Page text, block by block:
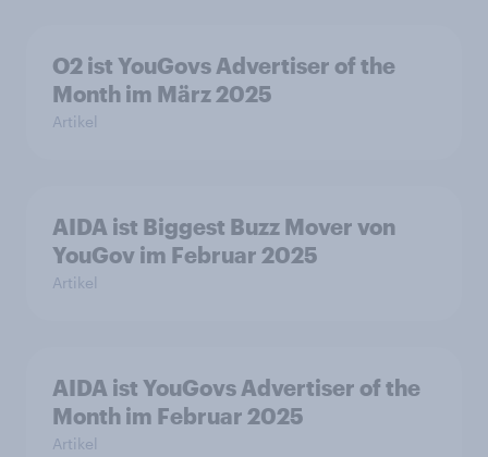
O2 ist YouGovs Advertiser of the
Month im März 2025
Artikel
AIDA ist Biggest Buzz Mover von
YouGov im Februar 2025
Artikel
AIDA ist YouGovs Advertiser of the
Month im Februar 2025
Artikel